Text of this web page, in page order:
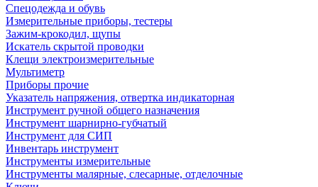
Спецодежда и обувь
Измерительные приборы, тестеры
Зажим-крокодил, щупы
Искатель скрытой проводки
Клещи электроизмерительные
Мультиметр
Приборы прочие
Указатель напряжения, отвертка индикаторная
Инструмент ручной общего назначения
Инструмент шарнирно-губчатый
Инструмент для СИП
Инвентарь инструмент
Инструменты измерительные
Инструменты малярные, слесарные, отделочные